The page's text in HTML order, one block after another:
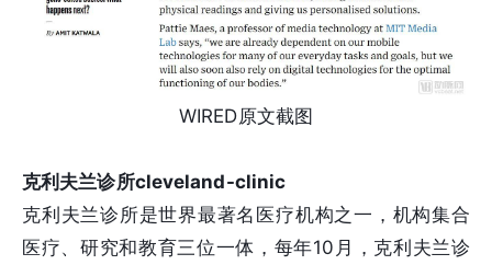
WIRED原文截图
克利夫兰诊所cleveland-clinic
克利夫兰诊所是世界最著名医疗机构之一，机构集合
医疗、研究和教育三位一体，每年10月，克利夫兰诊